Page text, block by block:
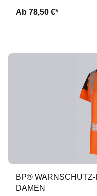
Ab 78,50 €*
BP®
DAMEN